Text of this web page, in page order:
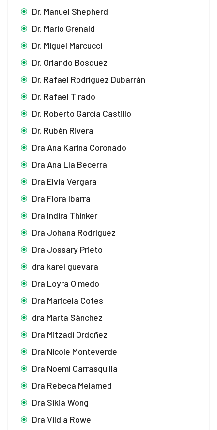
Dr. Manuel Shepherd
Dr. Mario Grenald
Dr. Miguel Marcucci
Dr. Orlando Bosquez
Dr. Rafael Rodríguez Dubarrán
Dr. Rafael Tirado
Dr. Roberto García Castillo
Dr. Rubén Rivera
Dra Ana Karina Coronado
Dra Ana Lía Becerra
Dra Elvia Vergara
Dra Flora Ibarra
Dra Indira Thinker
Dra Johana Rodríguez
Dra Jossary Prieto
dra karel guevara
Dra Loyra Olmedo
Dra Maricela Cotes
dra Marta Sánchez
Dra Mitzadi Ordoñez
Dra Nicole Monteverde
Dra Noemí Carrasquilla
Dra Rebeca Melamed
Dra Sikia Wong
Dra Vildia Rowe